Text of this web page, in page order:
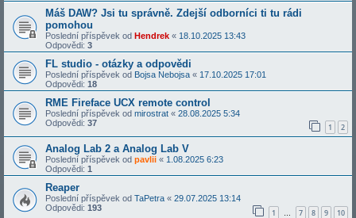
Máš DAW? Jsi tu správně. Zdejší odborníci ti tu rádi
pomohou
Poslední příspěvek od Hendrek « 18.10.2025 13:43
Odpovědi: 3
FL studio - otázky a odpovědi
Poslední příspěvek od Bojsa Nebojsa « 17.10.2025 17:01
Odpovědi: 18
RME Fireface UCX remote control
Poslední příspěvek od mirostrat « 28.08.2025 5:34
Odpovědi: 37 1 2
Analog Lab 2 a Analog Lab V
Poslední příspěvek od pavlii « 1.08.2025 6:23
Odpovědi: 1
Reaper
Poslední příspěvek od TaPetra « 29.07.2025 13:14
Odpovědi: 193 1 … 7 8 9 10